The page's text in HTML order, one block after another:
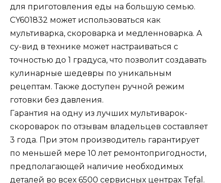
для приготовления еды на большую семью.
CY601832 может использоваться как
мультиварка, скороварка и медленноварка. А
су-вид в технике может настраиваться с
точностью до 1 градуса, что позволит создавать
кулинарные шедевры по уникальным
рецептам. Также доступен ручной режим
готовки без давления.
Гарантия на одну из лучших мультиварок-
скороварок по отзывам владельцев составляет
3 года. При этом производитель гарантирует
по меньшей мере 10 лет ремонтопригодности,
предполагающей наличие необходимых
деталей во всех 6500 сервисных центрах Tefal.